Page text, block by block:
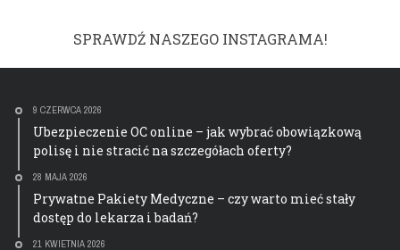
SPRAWDŹ NASZEGO INSTAGRAMA!
9 CZERWCA 2026
Ubezpieczenie OC online – jak wybrać obowiązkową
polisę i nie stracić na szczegółach oferty?
28 MAJA 2026
Prywatne Pakiety Medyczne – czy warto mieć stały
dostęp do lekarza i badań?
21 KWIETNIA 2026